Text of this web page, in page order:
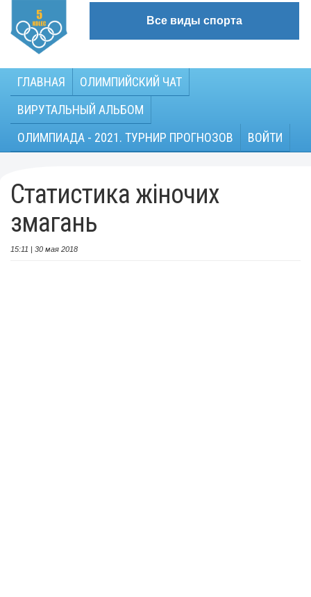
Все виды спорта
ГЛАВНАЯ
ОЛИМПИЙСКИЙ ЧАТ
ВИРУТАЛЬНЫЙ АЛЬБОМ
ОЛИМПИАДА - 2021. ТУРНИР ПРОГНОЗОВ
ВОЙТИ
Статистика жіночих
змагань
15:11 | 30 мая 2018